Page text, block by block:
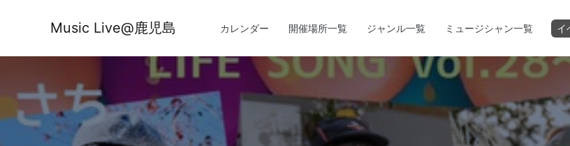
プ
Music Live@鹿児島 カレンダー 開催場所一覧 ジャンル一覧 ミュージシャン一覧 イ